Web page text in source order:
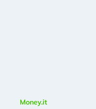
Money.it